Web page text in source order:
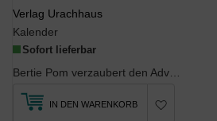
Verlag Urachhaus
Kalender
Sofort lieferbar
IN DEN WARENKORB